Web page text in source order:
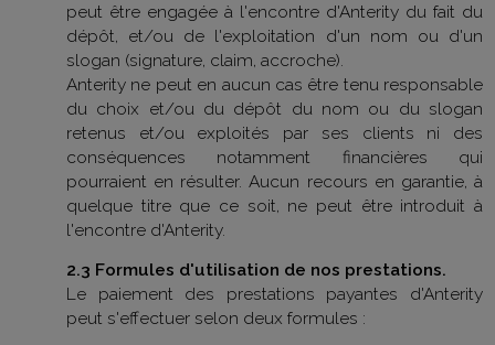
peut être engagée à l'encontre d'Anterity du fait du
dépôt, et/ou de l'exploitation d'un nom ou d'un
slogan (signature, claim, accroche).
Anterity ne peut en aucun cas être tenu responsable
du choix et/ou du dépôt du nom ou du slogan
retenus et/ou exploités par ses clients ni des
conséquences notamment financières qui
pourraient en résulter. Aucun recours en garantie, à
quelque titre que ce soit, ne peut être introduit à
l'encontre d'Anterity.
2.3 Formules d'utilisation de nos prestations.
Le paiement des prestations payantes d'Anterity
peut s'effectuer selon deux formules :